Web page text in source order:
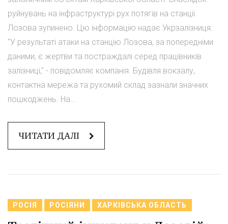
руйнувань на інфраструктурі рух потягів на станції
Лозова зупинено. Цю інформацію надає Укрзалізниця.
"У результаті атаки на станцію Лозова, за попередніми
даними, є жертви та постраждалі серед працівників
залізниці," - повідомляє компанія. Будівля вокзалу,
контактна мережа та рухомий склад зазнали значних
пошкоджень. На...
ЧИТАТИ ДАЛІ
РОСІЯ РОСІЯНИ ХАРКІВСЬКА ОБЛАСТЬ